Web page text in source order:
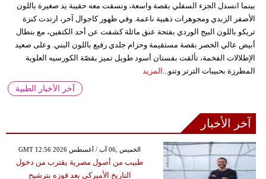
بينما انسدل الجزء السفلي بقصة واسعة، ونسقت معه حقيبة يد صغيرة باللون
الأصفر الزبدي ومجوهرات ذهبية ناعمة. وفي ظهور كاجوال آخر، ارتدت كنزة
تريكو باللون البيج الوردي بفتحة عنق مائلة كشفت عن أحد الكتفين، مع بنطال
أبيض عالي الخصر بقصة مستقيمة وحزام جلدي رفيع باللون البني. وعلى صعيد
الإطلالات الفخمة، تألقت بفستان أسود طويل تميز بقصّة الكورسيه العلوية
المطرزة بحبيبات الترتر وتنو... المزيد
آخر الأخبار الطبية
آخر الأخبار
GMT 12:56 2026 الخميس ,06 آب / أغسطس
طبيب من أصول مصرية يقترب من دخول
التاريخ الأميركي بعد فوزه بترشيح